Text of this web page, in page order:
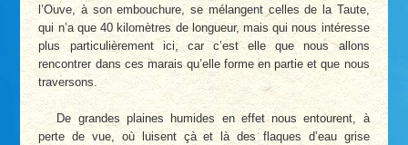
l’Ouve, à son embouchure, se mélangent celles de la Taute,
qui n’a que 40 kilomètres de longueur, mais qui nous intéresse
plus particulièrement ici, car c’est elle que nous allons
rencontrer dans ces marais qu’elle forme en partie et que nous
traversons.
De grandes plaines humides en effet nous entourent, à
perte de vue, où luisent çà et là des flaques d’eau grise